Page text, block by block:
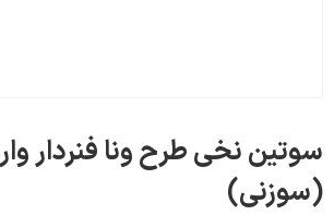
نخی طرح ونا فنردار وارداتی